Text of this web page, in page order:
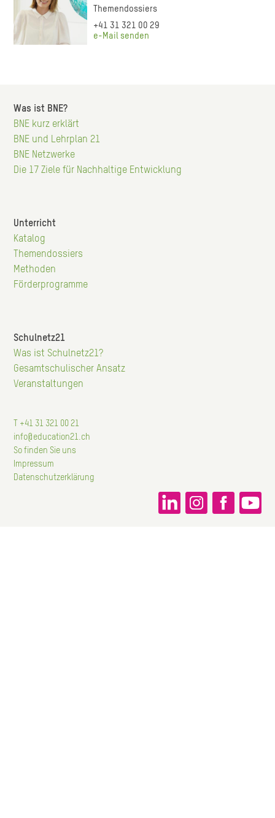
Themendossiers
+41 31 321 00 29
e-Mail senden
Hauptnavigation
Was ist BNE?
BNE kurz erklärt
BNE und Lehrplan 21
BNE Netzwerke
Die 17 Ziele für Nachhaltige Entwicklung
Hauptnavigation
Unterricht
Katalog
Themendossiers
Methoden
Förderprogramme
Hauptnavigation
Schulnetz21
Was ist Schulnetz21?
Gesamtschulischer Ansatz
Veranstaltungen
T +41 31 321 00 21
info@education21.ch
So finden Sie uns
Impressum
Datenschutzerklärung